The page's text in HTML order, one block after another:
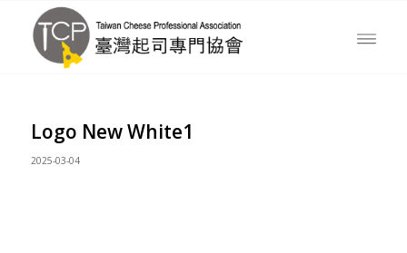
Logo New White1
2025-03-04